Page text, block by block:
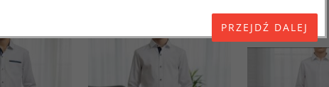
Parlamentu Europejskiego i Rady (UE) 2016/679 z dnia 27
w związku z przetwarzaniem danych osobowych i w sprawie
dyrektywy 95/46/WE (określane jako "RODO", "ORODO",
Danych"). W związku z tym chcielibyśmy poinformować Cię o
na jakich odbywa się to po dniu 25 maja 2018 roku. Poniżej